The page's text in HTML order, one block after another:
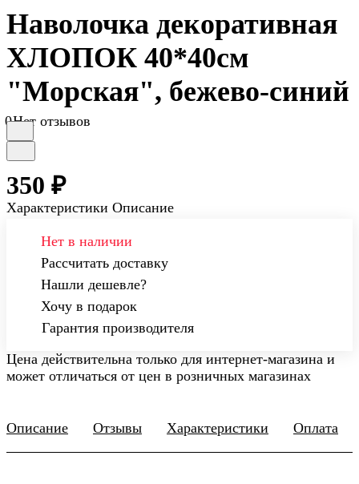
Наволочка декоративная
ХЛОПОК 40*40см
"Морская", бежево-синий
0Нет отзывов
350 ₽
Характеристики Описание
Нет в наличии
Рассчитать доставку
Нашли дешевле?
Хочу в подарок
Гарантия производителя
Цена действительна только для интернет-магазина и
может отличаться от цен в розничных магазинах
Описание Отзывы Характеристики Оплата